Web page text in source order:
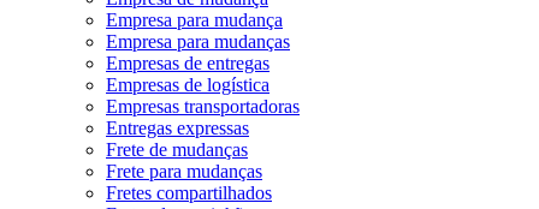
Empresa para mudança
Empresa para mudanças
Empresas de entregas
Empresas de logística
Empresas transportadoras
Entregas expressas
Frete de mudanças
Frete para mudanças
Fretes compartilhados